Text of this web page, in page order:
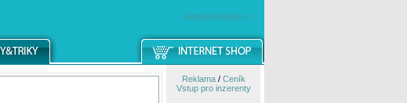
windowsmobile.cz
Reklama/ Ceník
Vstup pro inzerenty